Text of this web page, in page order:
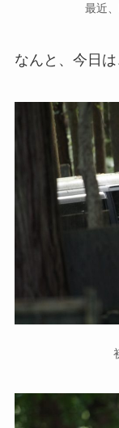
最近
なんと、今日